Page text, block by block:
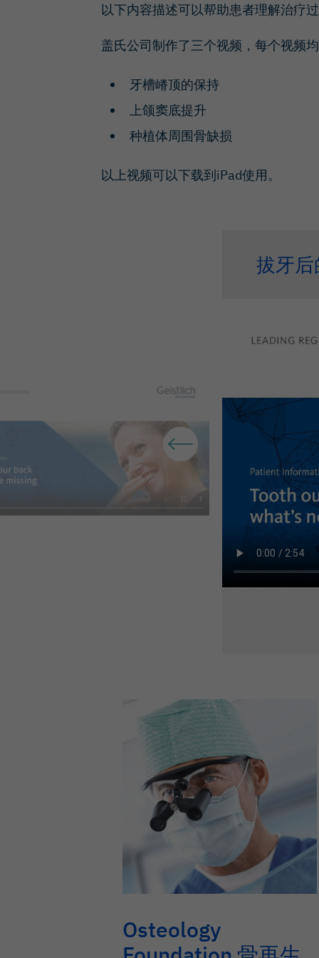
以下内容描述可以帮助患者理解治疗
盖氏公司制作了三个视频，每个视频
牙槽嵴顶的保持
上颌窦底提升
种植体周围骨缺损
以上视频可以下载到iPad使用。
拔牙
Osteology